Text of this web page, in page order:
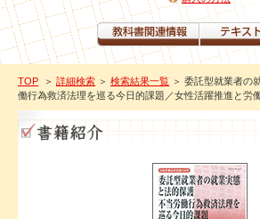
TOP ＞ 詳細検索 ＞ 検索結果一覧 ＞ 委託型就業者の
働行為救済法理を巡る今日的課題／女性活躍推進と労